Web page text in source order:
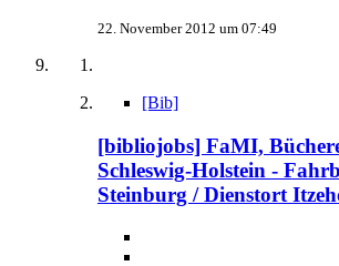
22. November 2012 um 07:49
[Bib]
[bibliojobs] FaMI,
Schleswig-Holstein -
Steinburg / Dienstort